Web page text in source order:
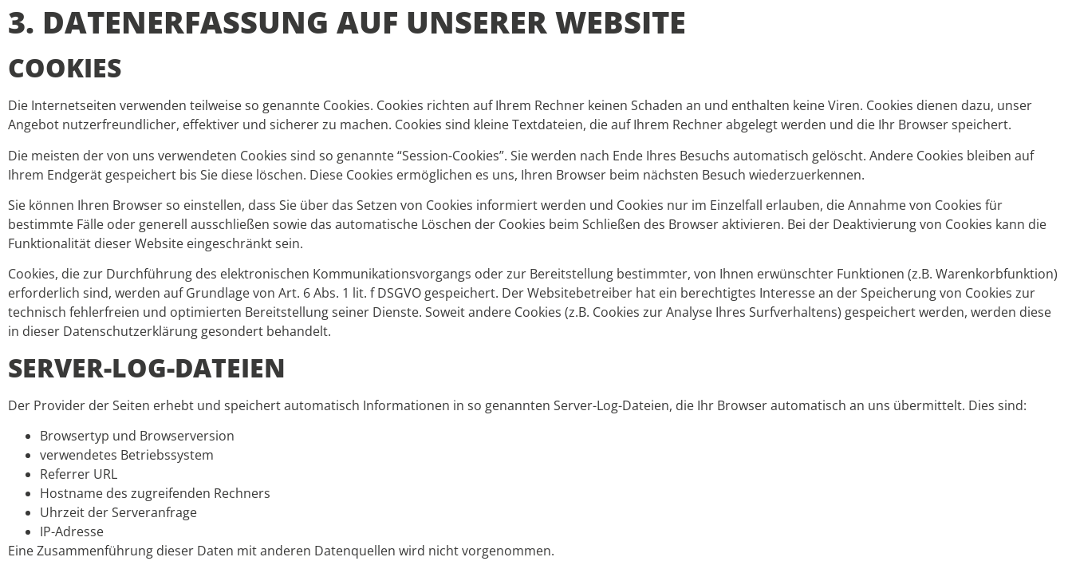
3. DATENERFASSUNG AUF UNSERER WEBSITE
COOKIES
Die Internetseiten verwenden teilweise so genannte Cookies. Cookies richten auf Ihrem Rechner keinen Schaden an und enthalten keine Viren. Cookies dienen dazu, unser
Angebot nutzerfreundlicher, effektiver und sicherer zu machen. Cookies sind kleine Textdateien, die auf Ihrem Rechner abgelegt werden und die Ihr Browser speichert.
Die meisten der von uns verwendeten Cookies sind so genannte “Session-Cookies”. Sie werden nach Ende Ihres Besuchs automatisch gelöscht. Andere Cookies bleiben auf
Ihrem Endgerät gespeichert bis Sie diese löschen. Diese Cookies ermöglichen es uns, Ihren Browser beim nächsten Besuch wiederzuerkennen.
Sie können Ihren Browser so einstellen, dass Sie über das Setzen von Cookies informiert werden und Cookies nur im Einzelfall erlauben, die Annahme von Cookies für
bestimmte Fälle oder generell ausschließen sowie das automatische Löschen der Cookies beim Schließen des Browser aktivieren. Bei der Deaktivierung von Cookies kann die
Funktionalität dieser Website eingeschränkt sein.
Cookies, die zur Durchführung des elektronischen Kommunikationsvorgangs oder zur Bereitstellung bestimmter, von Ihnen erwünschter Funktionen (z.B. Warenkorbfunktion)
erforderlich sind, werden auf Grundlage von Art. 6 Abs. 1 lit. f DSGVO gespeichert. Der Websitebetreiber hat ein berechtigtes Interesse an der Speicherung von Cookies zur
technisch fehlerfreien und optimierten Bereitstellung seiner Dienste. Soweit andere Cookies (z.B. Cookies zur Analyse Ihres Surfverhaltens) gespeichert werden, werden diese
in dieser Datenschutzerklärung gesondert behandelt.
SERVER-LOG-DATEIEN
Der Provider der Seiten erhebt und speichert automatisch Informationen in so genannten Server-Log-Dateien, die Ihr Browser automatisch an uns übermittelt. Dies sind:
Browsertyp und Browserversion
verwendetes Betriebssystem
Referrer URL
Hostname des zugreifenden Rechners
Uhrzeit der Serveranfrage
IP-Adresse
Eine Zusammenführung dieser Daten mit anderen Datenquellen wird nicht vorgenommen.